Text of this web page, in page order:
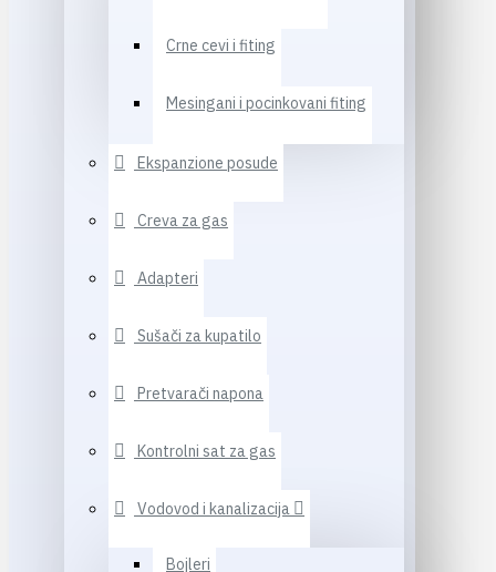
Crne cevi i fiting
Mesingani i pocinkovani fiting
Ekspanzione posude
Creva za gas
Adapteri
Sušači za kupatilo
Pretvarači napona
Kontrolni sat za gas
Vodovod i kanalizacija
Bojleri